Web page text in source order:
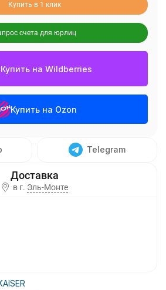
Купить в 1 клик
счета для юрлиц
Купить на Wildberries
Купить на Ozon
Telegram
в г. Эль-Монте